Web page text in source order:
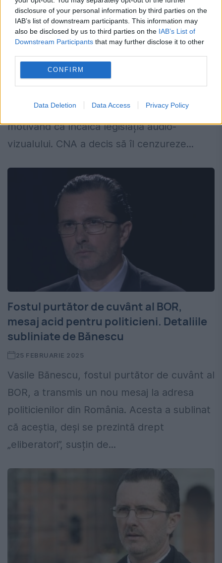
disclosure of your personal information by third parties on the
IAB’s list of downstream participants. This information may
also be disclosed by us to third parties on the IAB’s List of
Downstream Participants that may further disclose it to other
CONFIRM
Data Deletion Data Access Privacy Policy
Simona Ionescu: Ne-au arătat acum,
după 35 de ani de la Revoluție cât e de
liberă presa
27 MARTIE 2025
Consiliul Național al Audiovizualului (CNA) a
de YouTub a jurnalistului Marius Tucă,
motivând că încalcă legislația audio-
vizualului. CNA a decis să îl cenzureze...
Fostul purtător de cuvânt al BOR,
mesaj acid pentru politicieni. Detaliile
subliniate de Bănescu
25 FEBRUARIE 2025
Vasile Bănescu, fostul purtător de cuvânt al
BOR, a transmis un nou mesaj la adresa
politicienilor din România. Acesta a sublinat
că aceștia, deși se prezintă drept
„eliberatori”, susțin de...